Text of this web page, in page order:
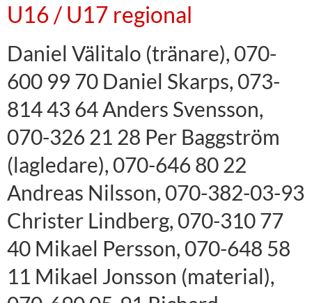
U16 / U17 regional
Daniel Välitalo (tränare), 070-
600 99 70 Daniel Skarps, 073-
814 43 64 Anders Svensson,
070-326 21 28 Per Baggström
(lagledare), 070-646 80 22
Andreas Nilsson, 070-382-03-93
Christer Lindberg, 070-310 77
40 Mikael Persson, 070-648 58
11 Mikael Jonsson (material),